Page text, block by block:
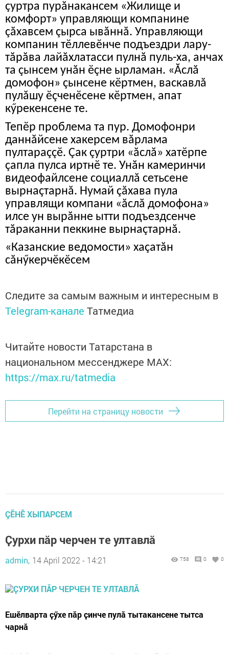
çуртра пурăнакансем «Жилище и
комфорт» управляющи компанине
çăхавсем çырса ывăннă. Управляющи
компанин тӗллевӗнче подъездри лару-
тăрăва лайăхлатасси пулнă пуль-ха, анчах
та çынсем унăн ӗçне ырламан. «Ăслă
домофон» çынсене кӗртмен, васкавлă
пулăшу ӗçченӗсене кӗртмен, апат
кӳрекенсене те.
Тепӗр проблема та пур. Домофонри
даннăйсене хакерсем вăрлама
пултараççӗ. Çак çуртри «ăслă» хатӗрпе
çапла пулса иртнӗ те. Унăн камеринчи
видеофайлсене социаллă сетьсене
вырнаçтарнă. Нумай çăхава пула
управлящи компани «ăслă домофона»
илсе ун вырăнне ытти подъездсенче
тăраканни пеккине вырнаçтарнă.
«Казанские ведомости» хаçатăн
сăнӳкерчӗкӗсем
Следите за самым важным и интересным в
Telegram-канале Татмедиа
Читайте новости Татарстана в
национальном мессенджере MАХ:
https://max.ru/tatmedia
Перейти на страницу новости
ÇӖНӖ ХЫПАРСЕМ
Ҫурхи пӑр черчен те ултавлӑ
admin, 14 April 2022 - 14:21 758 0 0
Ешӗлварта ҫӳхе пӑр ҫинче пулӑ тытакансене тытса
чарнӑ